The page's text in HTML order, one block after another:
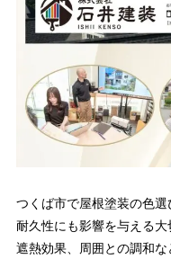
つくば市で屋根塗装の色
耐久性にも影響を与える
遮熱効果、周囲との調和